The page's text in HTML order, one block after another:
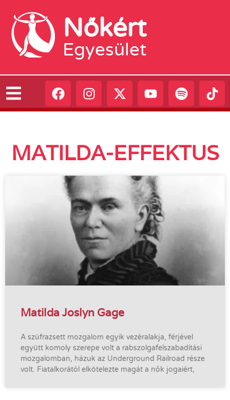
Nőkért
Egyesület
MATILDA-EFFEKTUS
Matilda Joslyn Gage
A szüfrazsett mozgalom egyik vezéralakja, férjével
együtt komoly szerepe volt a rabszolgafelszabadítási
mozgalomban, házuk az Underground Railroad része
volt. Fiatalkorától elkötelezte magát a nők jogaiért,